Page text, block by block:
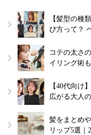
【髪型の種
び方って？
コテの太さ
イリング術も
【40代向け
広がる大人
髪をまとめ
リップ5選｜